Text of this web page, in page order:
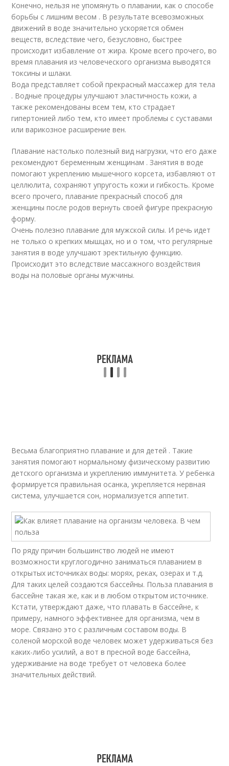
Конечно, нельзя не упомянуть о плавании, как о способе
борьбы с лишним весом . В результате всевозможных
движений в воде значительно ускоряется обмен
веществ, вследствие чего, безусловно, быстрее
происходит избавление от жира. Кроме всего прочего, во
время плавания из человеческого организма выводятся
токсины и шлаки.
Вода представляет собой прекрасный массажер для тела
. Водные процедуры улучшают эластичность кожи, а
также рекомендованы всем тем, кто страдает
гипертонией либо тем, кто имеет проблемы с суставами
или варикозное расширение вен.
Плавание настолько полезный вид нагрузки, что его даже
рекомендуют беременным женщинам . Занятия в воде
помогают укреплению мышечного корсета, избавляют от
целлюлита, сохраняют упругость кожи и гибкость. Кроме
всего прочего, плавание прекрасный способ для
женщины после родов вернуть своей фигуре прекрасную
форму.
Очень полезно плавание для мужской силы. И речь идет
не только о крепких мышцах, но и о том, что регулярные
занятия в воде улучшают эректильную функцию.
Происходит это вследствие массажного воздействия
воды на половые органы мужчины.
Весьма благоприятно плавание и для детей . Такие
занятия помогают нормальному физическому развитию
детского организма и укреплению иммунитета. У ребенка
формируется правильная осанка, укрепляется нервная
система, улучшается сон, нормализуется аппетит.
По ряду причин большинство людей не имеют
возможности круглогодично заниматься плаванием в
открытых источниках воды: морях, реках, озерах и т.д.
Для таких целей создаются бассейны. Польза плавания в
бассейне такая же, как и в любом открытом источнике.
Кстати, утверждают даже, что плавать в бассейне, к
примеру, намного эффективнее для организма, чем в
море. Связано это с различным составом воды. В
соленой морской воде человек может удерживаться без
каких-либо усилий, а вот в пресной воде бассейна,
удерживание на воде требует от человека более
значительных действий.